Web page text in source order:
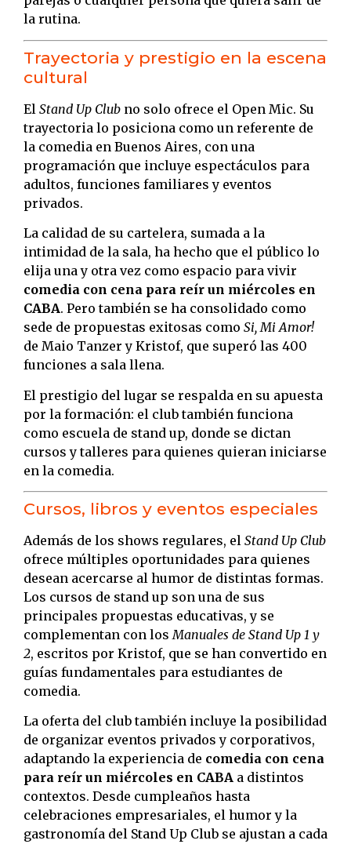
la rutina.
Trayectoria y prestigio en la escena
cultural
El Stand Up Club no solo ofrece el Open Mic. Su
trayectoria lo posiciona como un referente de
la comedia en Buenos Aires, con una
programación que incluye espectáculos para
adultos, funciones familiares y eventos
privados.
La calidad de su cartelera, sumada a la
intimidad de la sala, ha hecho que el público lo
elija una y otra vez como espacio para vivir
comedia con cena para reír un miércoles en
CABA. Pero también se ha consolidado como
sede de propuestas exitosas como Si, Mi Amor!
de Maio Tanzer y Kristof, que superó las 400
funciones a sala llena.
El prestigio del lugar se respalda en su apuesta
por la formación: el club también funciona
como escuela de stand up, donde se dictan
cursos y talleres para quienes quieran iniciarse
en la comedia.
Cursos, libros y eventos especiales
Además de los shows regulares, el Stand Up Club
ofrece múltiples oportunidades para quienes
desean acercarse al humor de distintas formas.
Los cursos de stand up son una de sus
principales propuestas educativas, y se
complementan con los Manuales de Stand Up 1 y
2, escritos por Kristof, que se han convertido en
guías fundamentales para estudiantes de
comedia.
La oferta del club también incluye la posibilidad
de organizar eventos privados y corporativos,
adaptando la experiencia de comedia con cena
para reír un miércoles en CABA a distintos
contextos. Desde cumpleaños hasta
celebraciones empresariales, el humor y la
gastronomía del Stand Up Club se ajustan a cada